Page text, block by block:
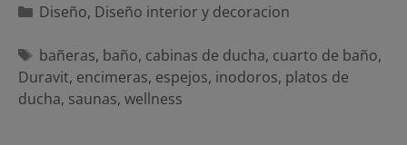
Categorías
Diseño, Diseño interior y decoracion
Etiquetas
bañeras, baño, cabinas de ducha, cuarto de baño,
Duravit, encimeras, espejos, inodoros, platos de
ducha, saunas, wellness